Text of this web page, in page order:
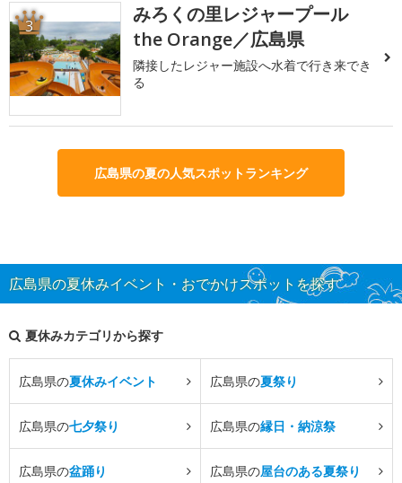
3
みろくの里レジャープール
the Orange／広島県
隣接したレジャー施設へ水着で行き来でき
る
広島県の夏の人気スポットランキング
広島県の夏休みイベント・おでかけスポットを探す
夏休みカテゴリから探す
広島県の夏休みイベント 広島県の夏祭り
広島県の七夕祭り 広島県の縁日・納涼祭
広島県の盆踊り 広島県の屋台のある夏祭り